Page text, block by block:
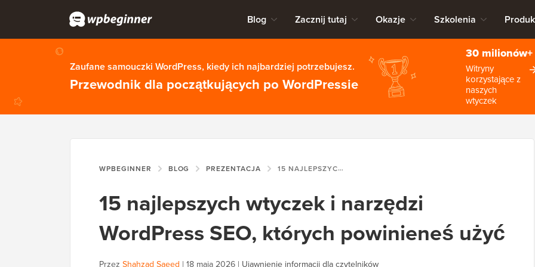
Blog Zacznij tutaj Okazje Szkolenia
Zaufane samouczki WordPress, kiedy ich najbardziej potrzebujesz.
Przewodnik dla początkujących po WordPressie
30 milionów+
Witryny
korzystające z
naszych
wtyczek
WPBEGINNER BLOG PREZENTACJA 15 NAJLEPSZYCH WTYCZEK I NARZĘDZI WORDPRESS SEO, KTÓRYCH POWINIENEŚ UŻYĆ
15 najlepszych wtyczek i narzędzi
WordPress SEO, których powinieneś użyć
Przez Shahzad Saeed | 18 maja 2026 | Ujawnienie informacji dla czytelników